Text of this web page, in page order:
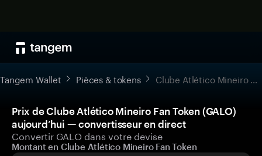
Tangem Wallet Pièces & tokens Clube Atlético Mineiro Fan Token
Prix de Clube Atlético Mineiro Fan Token (GALO)
aujourd’hui — convertisseur en direct
Convertir GALO dans votre devise
Montant en Clube Atlético Mineiro Fan Token